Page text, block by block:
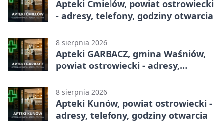
Apteki Ćmielów, powiat ostrowiecki
- adresy, telefony, godziny otwarcia
8 sierpnia 2026
Apteki GARBACZ, gmina Waśniów,
powiat ostrowiecki - adresy,
8 sierpnia 2026
Apteki Kunów, powiat ostrowiecki -
adresy, telefony, godziny otwarcia